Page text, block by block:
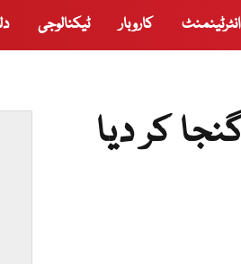
انٹرٹینمنٹ کاروبار ٹیکنالوجی